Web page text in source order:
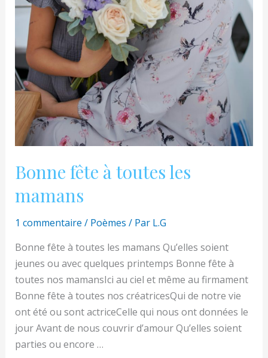
Bonne fête à toutes les
mamans
1 commentaire / Poèmes / Par L.G
Bonne fête à toutes les mamans Qu’elles soient
jeunes ou avec quelques printemps Bonne fête à
toutes nos mamansIci au ciel et même au firmament
Bonne fête à toutes nos créatricesQui de notre vie
ont été ou sont actriceCelle qui nous ont données le
jour Avant de nous couvrir d’amour Qu’elles soient
parties ou encore …